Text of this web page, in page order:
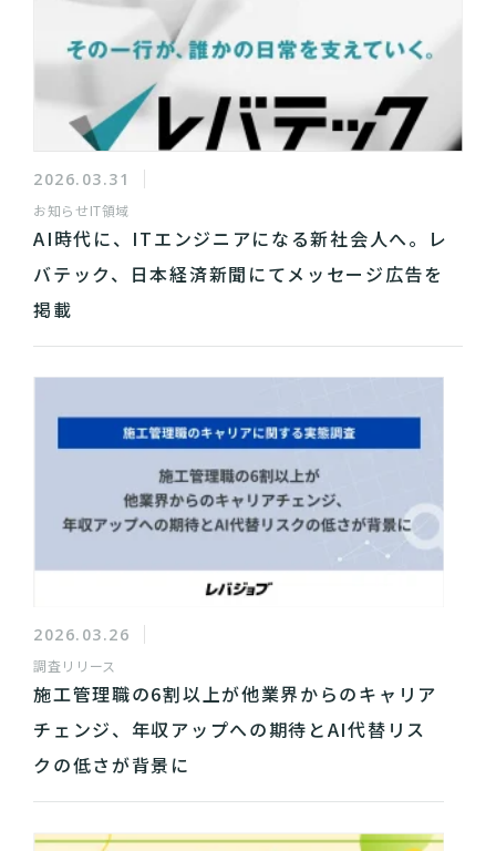
2026.03.31
お知らせIT領域
AI時代に、ITエンジニアになる新社会人へ。レ
バテック、日本経済新聞にてメッセージ広告を
掲載
2026.03.26
調査リリース
施工管理職の6割以上が他業界からのキャリア
チェンジ、年収アップへの期待とAI代替リス
クの低さが背景に